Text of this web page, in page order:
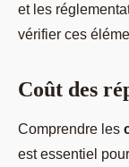
et les
vérifier ces
Coût des
Comprendre les
est essentiel